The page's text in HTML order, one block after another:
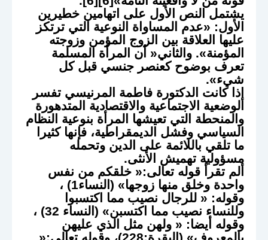
يشتمل النص الأول على اتهامين خطيرين
الأول: «عدم المساواة النوعية التي ترتكز
عليها العلاقة بين الزوج المؤمن وزوجته
المؤمنة». والثاني« أن المرأة المسلمة
تعرف بوضوح كعنصر جنسي قبل كل
شيء».
إذا كانت الدكتورة فاطمة المرنيسي تفسر
الوضعية الاجتماعية والاقتصادية المتدهورة
والمنحطة التي تعيشها المرأة بنوعية النظام
السياسي وفشل الديمقراطية، فإنها كثيرا
ما تلقي باللائمة على الدين وتحمله
مسؤولية تهميش الأنثى.
ألم تقرأ قوله تعالى:« خلقكم من نفس
واحدة وخلق منها زوجها» (النساء1) ،
وقوله: « للرجال نصيب مما اكتسبوا
وللنساء نصيب مما اكتسبن» (النساء 32) ،
وقوله أيضا: « ولهن مثل الذي عليهن